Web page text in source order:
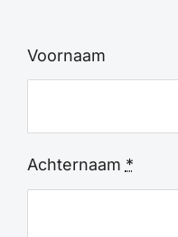
Voornaam
Achternaam *